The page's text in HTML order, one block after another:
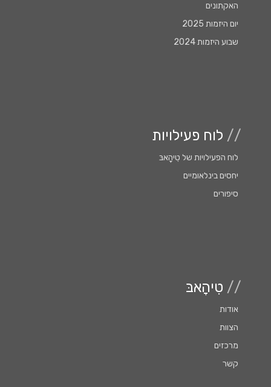
האקתונים
יום היזמות 2025
שבוע היזמות 2024
// לוח פעילויות
לוח הפעילויות של טִִיהָָאבּ
יחסים בינלאומיים
סיפורים
// טִיהָאבּ
אודות
הצוות
מרכזים
קשר